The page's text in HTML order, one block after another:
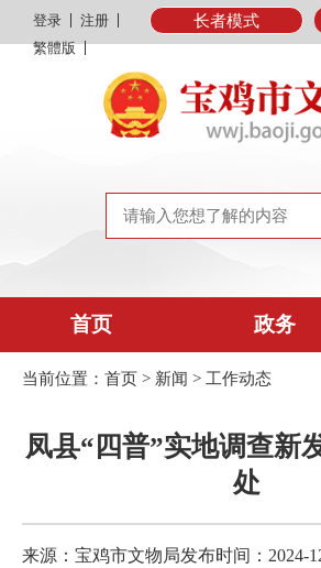
长者模式
登录
注册
繁體版
首页 政务
当前位置： 首页 > 新闻 > 工作动态
凤县“四普”实地调查新
处
来源：宝鸡市文物局发布时间：2024-